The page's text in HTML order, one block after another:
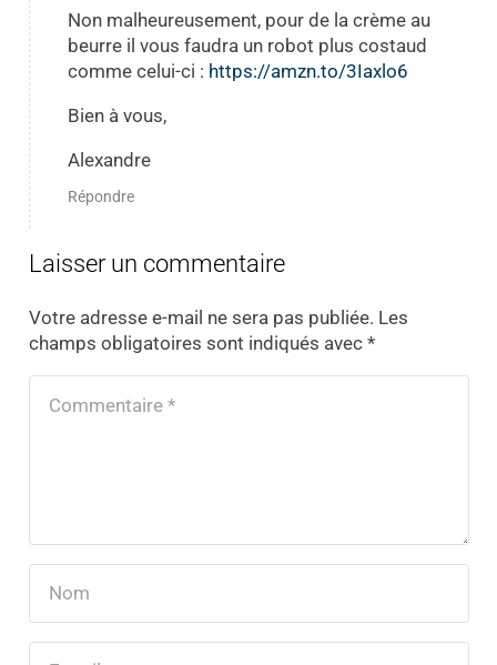
Non malheureusement, pour de la crème au
beurre il vous faudra un robot plus costaud
comme celui-ci : https://amzn.to/3Iaxlo6
Bien à vous,
Alexandre
Répondre
Laisser un commentaire
Votre adresse e-mail ne sera pas publiée. Les
champs obligatoires sont indiqués avec *